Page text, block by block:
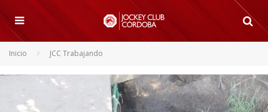
Inicio JCC Trabajando